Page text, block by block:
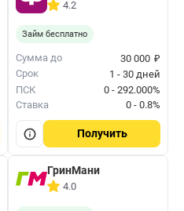
4.2
Займ бесплатно
Сумма до 30 000 ₽
Срок
1 - 30 дней
ПСК
0 - 292.000%
Ставка
0 - 0.8%
Получить
ГринМани
4.0